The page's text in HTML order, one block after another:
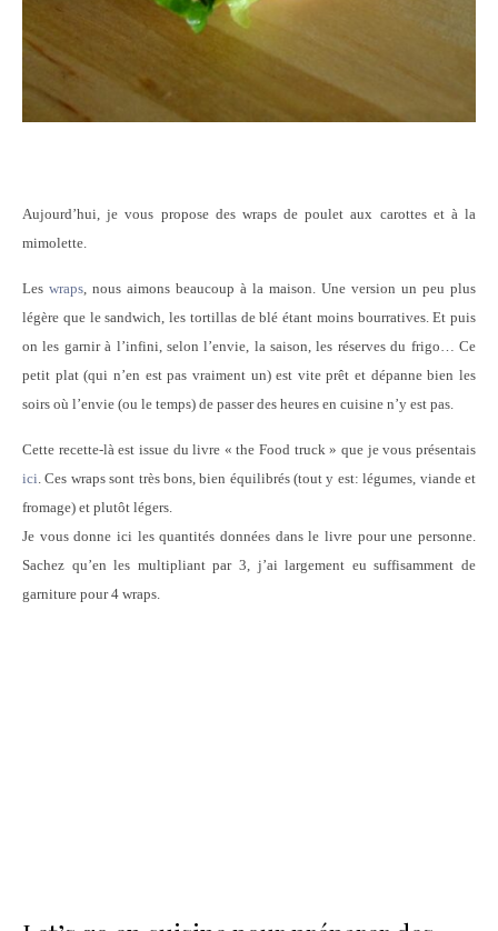
Aujourd’hui, je vous propose des wraps de poulet aux carottes et à la
mimolette.
Les wraps, nous aimons beaucoup à la maison. Une version un peu plus
légère que le sandwich, les tortillas de blé étant moins bourratives. Et puis
on les garnir à l’infini, selon l’envie, la saison, les réserves du frigo… Ce
petit plat (qui n’en est pas vraiment un) est vite prêt et dépanne bien les
soirs où l’envie (ou le temps) de passer des heures en cuisine n’y est pas.
Cette recette-là est issue du livre « the Food truck » que je vous présentais
ici. Ces wraps sont très bons, bien équilibrés (tout y est: légumes, viande et
fromage) et plutôt légers.
Je vous donne ici les quantités données dans le livre pour une personne.
Sachez qu’en les multipliant par 3, j’ai largement eu suffisamment de
garniture pour 4 wraps.